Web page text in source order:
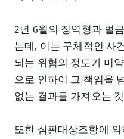
2년 6월의 징역형과 벌
는데, 이는 구체적인 사
되는 위험의 정도가 미
으로 인하여 그 책임을
없는 결과를 가져오는
또한 심판대상조항에